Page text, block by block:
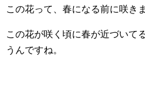
この花って、春になる前に咲き
この花が咲く頃に春が近づいて
うんですね。